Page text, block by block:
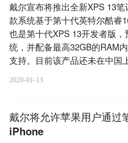
戴尔宣布将推出全新XPS 13
款系统基于第十代英特尔酷睿
也是第十代XPS 13开发者版，
统，并配备最高32GB的RAM
支持。目前该产品还未在中国
2020-01-13
戴尔将允许苹果用户通过
iPhone